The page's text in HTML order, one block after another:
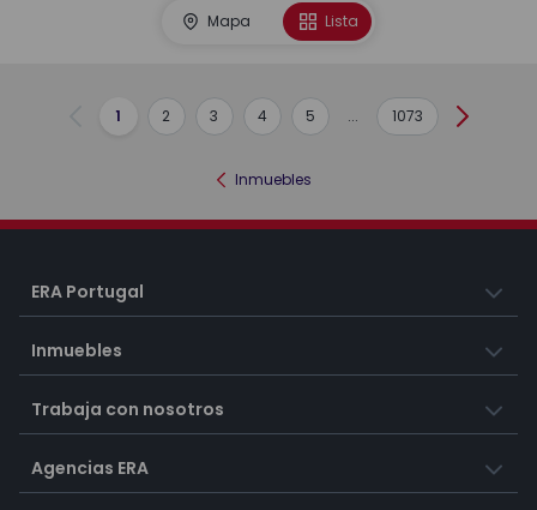
Mapa Lista
Anterior
1 2 3 4 5 ... 1073
Inmuebles
ERA Portugal
Inmuebles
Trabaja con nosotros
Agencias ERA